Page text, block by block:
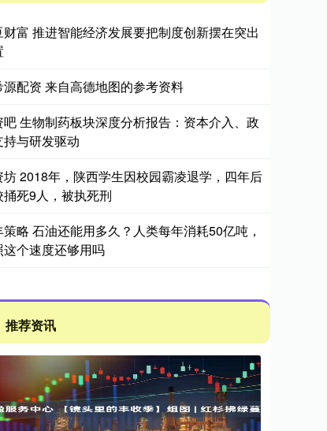
财富 推进智能经济发展要把制度创新摆在突出
源配资 来自高德地图的参考资料
吧 生物制药板块深度分析报告：资本介入、政
持与研发驱动
坊 2018年，陕西学生因校园霸凌退学，四年后
捅死9人，被执死刑
略 石油还能用多久？人类每年消耗50亿吨，
这个速度还够用吗
推荐资讯